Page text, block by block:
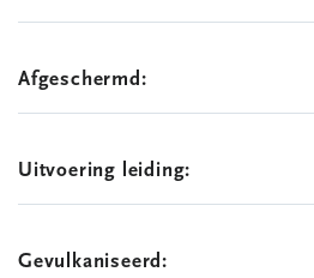
Afgeschermd:
Uitvoering leiding:
Gevulkaniseerd: